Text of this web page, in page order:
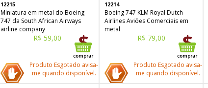
12215
Miniatura em metal do Boeing
747 da South African Airways
airline company
R$ 59,00
Produto Esgotado avisa-
me quando disponível.
12214
Boeing 747 KLM Royal Dutch
Airlines Aviões Comerciais em
metal
R$ 79,00
Produto Esgotado avisa-
me quando disponível.